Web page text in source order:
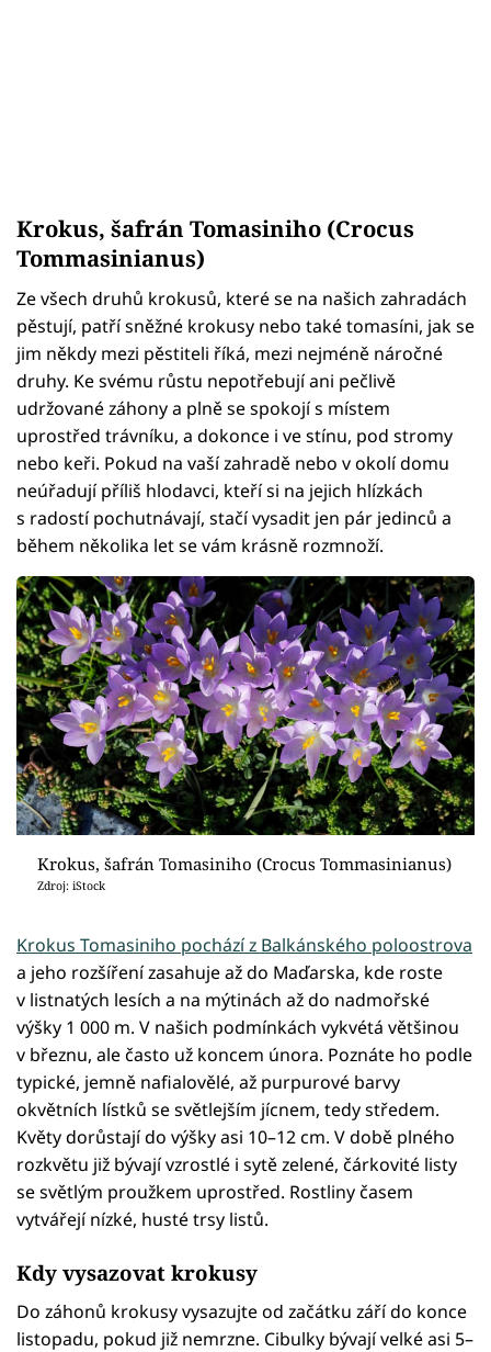
Krokus, šafrán Tomasiniho (Crocus
Tommasinianus)
Ze všech druhů krokusů, které se na našich zahradách
pěstují, patří sněžné krokusy nebo také tomasíni, jak se
jim někdy mezi pěstiteli říká, mezi nejméně náročné
druhy. Ke svému růstu nepotřebují ani pečlivě
udržované záhony a plně se spokojí s místem
uprostřed trávníku, a dokonce i ve stínu, pod stromy
nebo keři. Pokud na vaší zahradě nebo v okolí domu
neúřadují příliš hlodavci, kteří si na jejich hlízkách
s radostí pochutnávají, stačí vysadit jen pár jedinců a
během několika let se vám krásně rozmnoží.
Krokus, šafrán Tomasiniho (Crocus Tommasinianus)
Zdroj: iStock
Krokus Tomasiniho pochází z Balkánského poloostrova
a jeho rozšíření zasahuje až do Maďarska, kde roste
v listnatých lesích a na mýtinách až do nadmořské
výšky 1 000 m. V našich podmínkách vykvétá většinou
v březnu, ale často už koncem února. Poznáte ho podle
typické, jemně nafialovělé, až purpurové barvy
okvětních lístků se světlejším jícnem, tedy středem.
Květy dorůstají do výšky asi 10–12 cm. V době plného
rozkvětu již bývají vzrostlé i sytě zelené, čárkovité listy
se světlým proužkem uprostřed. Rostliny časem
vytvářejí nízké, husté trsy listů.
Kdy vysazovat krokusy
Do záhonů krokusy vysazujte od začátku září do konce
listopadu, pokud již nemrzne. Cibulky bývají velké asi 5–